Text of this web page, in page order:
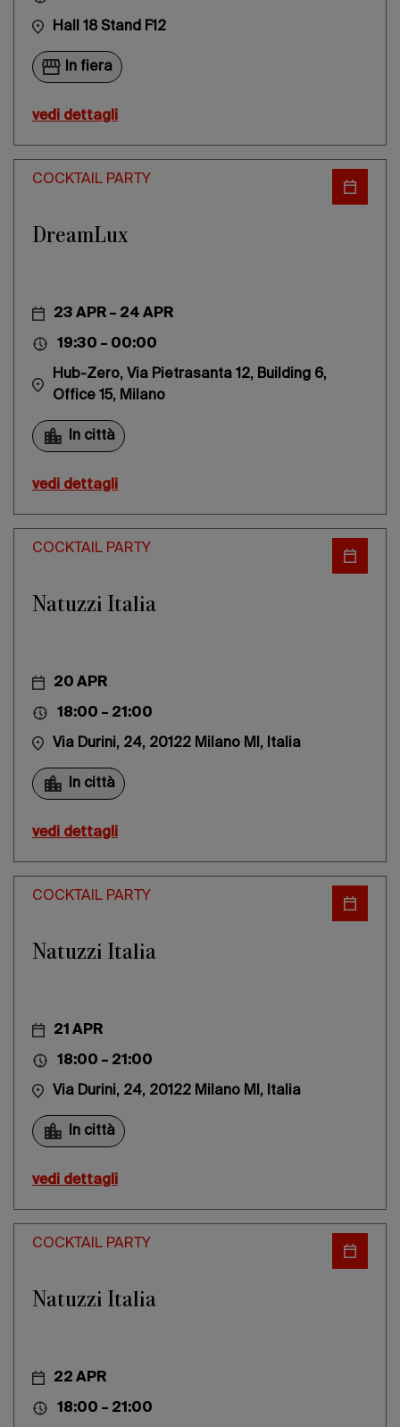
Hall 18 Stand F12
In fiera
vedi dettagli
COCKTAIL PARTY
DreamLux
23 APR – 24 APR
19:30 – 00:00
Hub-Zero, Via Pietrasanta 12, Building 6,
Office 15, Milano
In città
vedi dettagli
COCKTAIL PARTY
Natuzzi Italia
20 APR
18:00 – 21:00
Via Durini, 24, 20122 Milano MI, Italia
In città
vedi dettagli
COCKTAIL PARTY
Natuzzi Italia
21 APR
18:00 – 21:00
Via Durini, 24, 20122 Milano MI, Italia
In città
vedi dettagli
COCKTAIL PARTY
Natuzzi Italia
22 APR
18:00 – 21:00